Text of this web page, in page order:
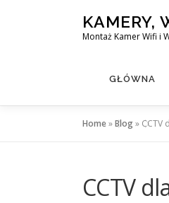
KAMERY,
Montaż Kamer Wifi i
GŁÓWNA
Home»Blog» CCTV
CCTV